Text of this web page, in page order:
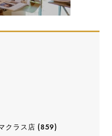
クラス店 (859)